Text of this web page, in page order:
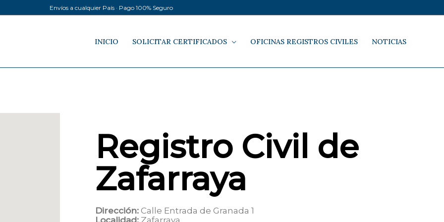
Envíos a cualquier País · Pago 100% Seguro
INICIO SOLICITAR CERTIFICADOS OFICINAS REGISTROS CIVILES NOTICIAS
Registro Civil de
Zafarraya
Dirección: Calle Entrada de Granada 1
Localidad: Zafarraya